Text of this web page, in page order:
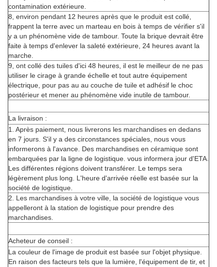
contamination extérieure.
8, environ pendant 12 heures après que le produit est collé,
frappent la terre avec un marteau en bois à temps de vérifier s'il
y a un phénomène vide de tambour. Toute la brique devrait être
faite à temps d'enlever la saleté extérieure, 24 heures avant la
marche.
9, ont collé des tuiles d'ici 48 heures, il est le meilleur de ne pas
utiliser le cirage à grande échelle et tout autre équipement
électrique, pour pas au au couche de tuile et adhésif le choc
postérieur et mener au phénomène vide inutile de tambour.
La livraison :
1. Après paiement, nous livrerons les marchandises en dedans
en 7 jours. S'il y a des circonstances spéciales, nous vous
informerons à l'avance. Des marchandises en céramique sont
embarquées par la ligne de logistique. vous informera jour d'ETA.
Les différentes régions doivent transférer. Le temps sera
légèrement plus long. L'heure d'arrivée réelle est basée sur la
société de logistique.
2. Les marchandises à votre ville, la société de logistique vous
appelleront à la station de logistique pour prendre des
marchandises.
Acheteur de conseil :
La couleur de l'image de produit est basée sur l'objet physique.
En raison des facteurs tels que la lumière, l'équipement de tir, et